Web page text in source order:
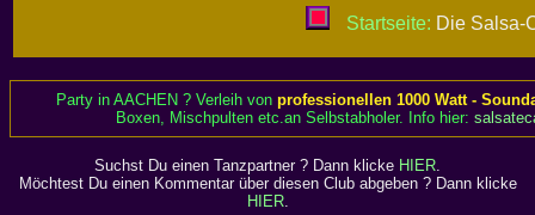
Startseite: Die Salsa-
Party in AACHEN ? Verleih von professionellen 1000 Watt -
Boxen, Mischpulten etc.an Selbstabholer. Info hier:
Suchst Du einen Tanzpartner ? Dann klicke HIER.
Möchtest Du einen Kommentar über diesen Club abgeben ? Dann klicke
HIER.